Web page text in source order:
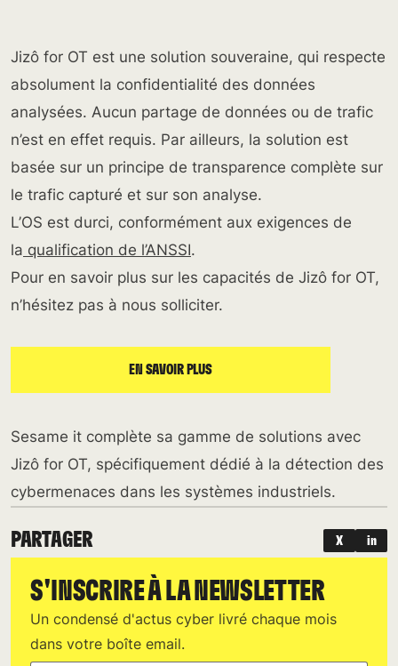
Jizô for OT est une solution souveraine, qui respecte
absolument la confidentialité des données
analysées. Aucun partage de données ou de trafic
n’est en effet requis. Par ailleurs, la solution est
basée sur un principe de transparence complète sur
le trafic capturé et sur son analyse.
L’OS est durci, conformément aux exigences de
la qualification de l’ANSSI.
Pour en savoir plus sur les capacités de Jizô for OT,
n’hésitez pas à nous solliciter.
EN SAVOIR PLUS
Sesame it complète sa gamme de solutions avec
Jizô for OT, spécifiquement dédié à la détection des
cybermenaces dans les systèmes industriels.
PARTAGER X in
S'INSCRIRE À LA NEWSLETTER
Un condensé d'actus cyber livré chaque mois
dans votre boîte email.